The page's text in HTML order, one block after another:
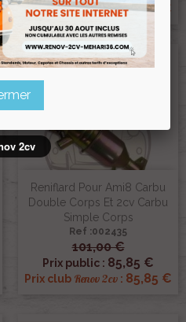
Prix clubRenov 2cv:90,10 €
Reniflard Pour Ami8 Carbu
Double Corps Et 2cv Carbu
Simple Corps
Ref :002435
101,00 €
Prix public : 85,85 €
Prix club Renov 2cv : 85,85 €
-15%
2cv